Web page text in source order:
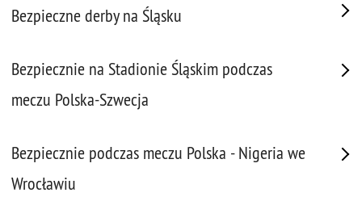
Bezpieczne derby na Śląsku
Bezpiecznie na Stadionie Śląskim podczas
meczu Polska-Szwecja
Bezpiecznie podczas meczu Polska - Nigeria we
Wrocławiu